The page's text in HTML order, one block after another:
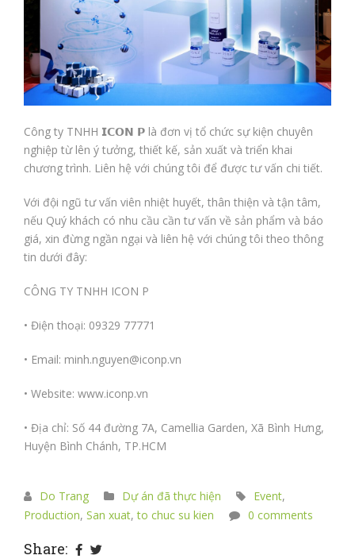
Công ty TNHH 𝗜𝗖𝗢𝗡 𝗣 là đơn vị tổ chức sự kiện chuyên
nghiệp từ lên ý tưởng, thiết kế, sản xuất và triển khai
chương trình. Liên hệ với chúng tôi để được tư vấn chi tiết.
Với đội ngũ tư vấn viên nhiệt huyết, thân thiện và tận tâm,
nếu Quý khách có nhu cầu cần tư vấn về sản phẩm và báo
giá, xin đừng ngần ngại và liên hệ với chúng tôi theo thông
tin dưới đây:
CÔNG TY TNHH ICON P
• Điện thoại: 09329 77771
• Email: minh.nguyen@iconp.vn
• Website: www.iconp.vn
• Địa chỉ: Số 44 đường 7A, Camellia Garden, Xã Bình Hưng,
Huyện Bình Chánh, TP.HCM
Do Trang Dự án đã thực hiện Event,
Production, San xuat,to chuc su kien 0 comments
Share: